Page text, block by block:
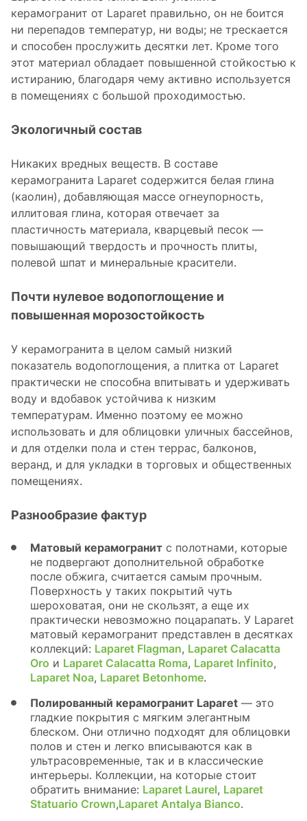
керамогранит от Laparet правильно, он не боится
ни перепадов температур, ни воды; не трескается
и способен прослужить десятки лет. Кроме того
этот материал обладает повышенной стойкостью к
истиранию, благодаря чему активно используется
в помещениях с большой проходимостью.
Экологичный состав
Никаких вредных веществ. В составе
керамогранита Laparet содержится белая глина
(каолин), добавляющая массе огнеупорность,
иллитовая глина, которая отвечает за
пластичность материала, кварцевый песок —
повышающий твердость и прочность плиты,
полевой шпат и минеральные красители.
Почти нулевое водопоглощение и
повышенная морозостойкость
У керамогранита в целом самый низкий
показатель водопоглощения, а плитка от Laparet
практически не способна впитывать и удерживать
воду и вдобавок устойчива к низким
температурам. Именно поэтому ее можно
использовать и для облицовки уличных бассейнов,
и для отделки пола и стен террас, балконов,
веранд, и для укладки в торговых и общественных
помещениях.
Разнообразие фактур
Матовый керамогранит c полотнами, которые
не подвергают дополнительной обработке
после обжига, считается самым прочным.
Поверхность у таких покрытий чуть
шероховатая, они не скользят, а еще их
практически невозможно поцарапать. У Laparet
матовый керамогранит представлен в десятках
коллекций: Laparet Flagman, Laparet Calacatta
Oro и Laparet Calacatta Romа, Laparet Infinito,
Laparet Noa, Laparet Betonhome.
Полированный керамогранит Laparet — это
гладкие покрытия с мягким элегантным
блеском. Они отлично подходят для облицовки
полов и стен и легко вписываются как в
ультрасовременные, так и в классические
интерьеры. Коллекции, на которые стоит
обратить внимание: Laparet Laurel, Laparet
Statuario Crown,Laparet Antalya Bianco.